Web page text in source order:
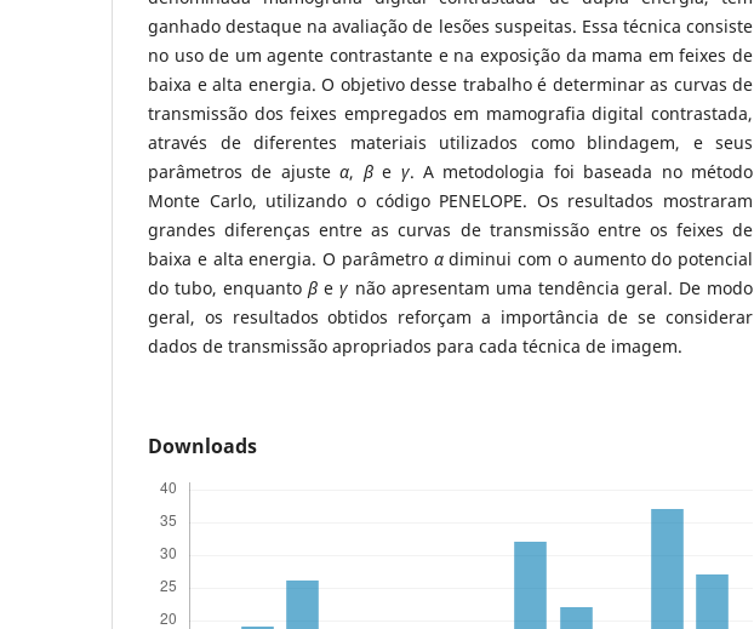
ganhado destaque na avaliação de lesões suspeitas. Essa técnica consiste
no uso de um agente contrastante e na exposição da mama em feixes de
baixa e alta energia. O objetivo desse trabalho é determinar as curvas de
transmissão dos feixes empregados em mamografia digital contrastada,
através de diferentes materiais utilizados como blindagem, e seus
parâmetros de ajusteα, βe γ. A metodologia foi baseada no método
Monte Carlo, utilizando o código PENELOPE. Os resultados mostraram
grandes diferenças entre as curvas de transmissão entre os feixes de
baixa e alta energia. O parâmetro αdiminui com o aumento do potencial
do tubo, enquantoβe γ não apresentam uma tendência geral. De modo
geral, os resultados obtidos reforçam a importância de se considerar
dados de transmissão apropriados para cada técnica de imagem.
Downloads